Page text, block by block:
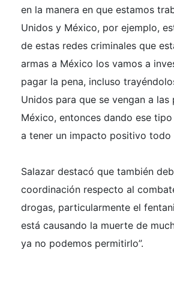
en la manera en que estamos
Unidos y México, por ejemplo,
de estas redes criminales que
armas a México los vamos a
pagar la pena, incluso
Unidos para que se vengan a las
México, entonces dando ese
a tener un impacto positivo todo
Salazar destacó que también
coordinación respecto al
drogas, particularmente el
está causando la muerte de
ya no podemos permitirlo”.